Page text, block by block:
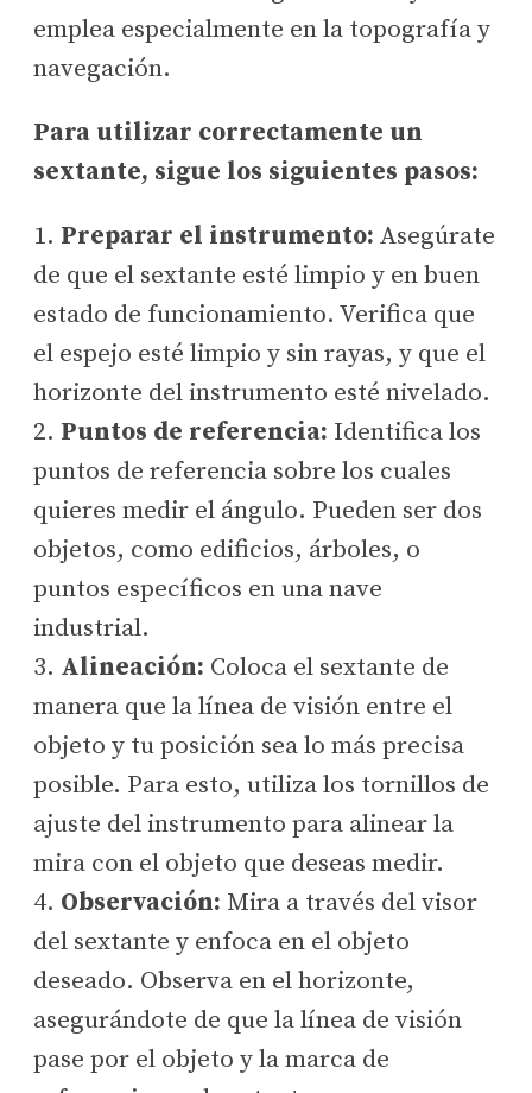
emplea especialmente en la topografía y
navegación.
Para utilizar correctamente un
sextante, sigue los siguientes pasos:
1. Preparar el instrumento: Asegúrate
de que el sextante esté limpio y en buen
estado de funcionamiento. Verifica que
el espejo esté limpio y sin rayas, y que el
horizonte del instrumento esté nivelado.
2. Puntos de referencia: Identifica los
puntos de referencia sobre los cuales
quieres medir el ángulo. Pueden ser dos
objetos, como edificios, árboles, o
puntos específicos en una nave
industrial.
3. Alineación: Coloca el sextante de
manera que la línea de visión entre el
objeto y tu posición sea lo más precisa
posible. Para esto, utiliza los tornillos de
ajuste del instrumento para alinear la
mira con el objeto que deseas medir.
4. Observación: Mira a través del visor
del sextante y enfoca en el objeto
deseado. Observa en el horizonte,
asegurándote de que la línea de visión
pase por el objeto y la marca de